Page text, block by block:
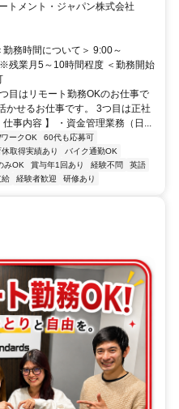
】経理財務
トメント・ジャパン株式会社
務時間について＞ 9:00～
残業月5～10時間程度 ＜勤務開始
目はリモート勤務OKのお仕事で
かせるお仕事です。 3つ目は正社
事内容 】 ・資金管理業務（日...
ークOK
60代も応募可
取得実績あり
バイク通勤OK
みOK 賞与年1回あり 経験不問
英語
給 経験者歓迎 研修あり